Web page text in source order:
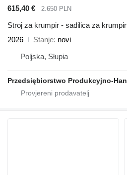
615,40 €
2.650 PLN
Stroj za krumpir - sadilica za krumpir
2026
Stanje novi
Poljska, Słupia